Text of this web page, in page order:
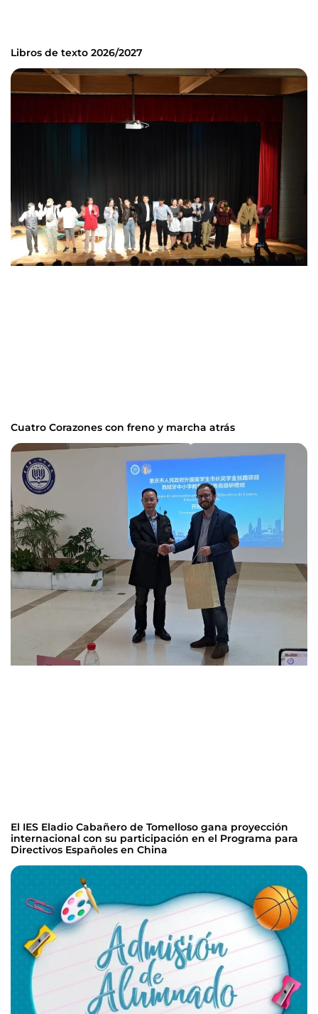
Libros de texto 2026/2027
Cuatro Corazones con freno y marcha atrás
El IES Eladio Cabañero de Tomelloso gana proyección
internacional con su participación en el Programa para
Directivos Españoles en China